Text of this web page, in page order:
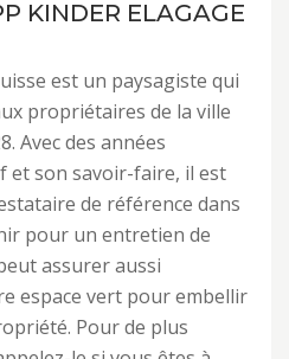
KINDER ELAGAGE
est un paysagiste qui
propriétaires de la ville
Avec des années
et son savoir-faire, il est
de référence dans
pour un entretien de
assurer aussi
espace vert pour embellir
Pour de plus